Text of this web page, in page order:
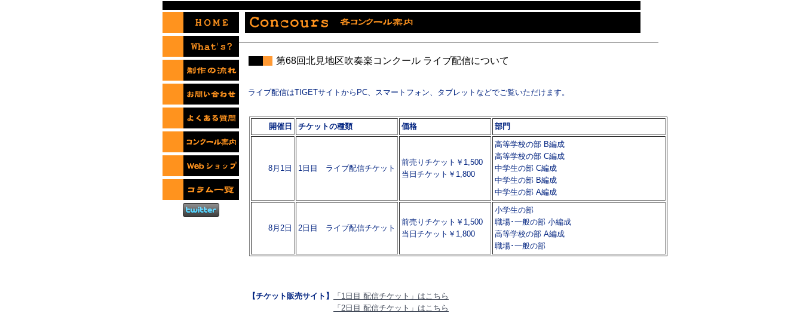
第68回北見地区吹奏楽コンクール ライブ配信について
ライブ配信はTIGETサイトからPC、スマートフォン、タブレットなどでご覧いただけます。
開催日 チケットの種類 価格 部門
8月1日 1日目 ライブ配信チケット
前売りチケット￥1,500
当日チケット￥1,800
高等学校の部 B編成
高等学校の部 C編成
中学生の部 C編成
中学生の部 B編成
中学生の部 A編成
8月2日 2日目 ライブ配信チケット
前売りチケット￥1,500
当日チケット￥1,800
小学生の部
職場･一般の部 小編成
高等学校の部 A編成
職場･一般の部
【チケット販売サイト】
「1日目 配信チケット」はこちら
「2日目 配信チケット」はこちら